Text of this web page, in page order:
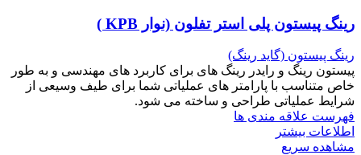
رینگ پیستون پلی استر تفلون (نوار KPB )
رینگ پیستون (گاید رینگ)
پیستون رینگ و رایدر رینگ های برای کاربرد های مهندسی و به طور
خاص متناسب با پارامتر های عملیاتی شما برای طیف وسیعی از
شرایط عملیاتی طراحی و ساخته می شود.
فهرست علاقه مندی ها
اطلاعات بیشتر
مشاهده سریع